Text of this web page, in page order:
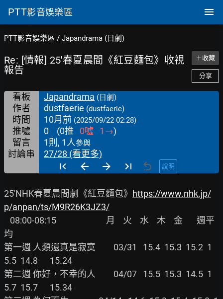
PTT影音娛樂區
PTT影音娛樂區 / Japandrama (日劇)
Re: [情報] 25'春夏晨間《紅豆麵包》收視
報告
＋收藏
分享
看板 Japandrama (日劇)
作者 dustfaerie (dustfaerie)
時間 10月前 (2025/09/22 02:28)
推噓 0 (0推 0噓 1 →)
留言
1則, 1人參與
討論串 27/28 (看更多)
說明
25'NHK春夏晨間劇《紅豆麵包》 https://www.nhk.jp/
p/anpan/ts/M9R26K3JZ3/
均
第一週 人類還真是寂寞         03/31   15.4  15.3  15.2  1
5.5  14.8      15.24
第二週 你好，不幸的人         04/07   15.5  15.3  14.5  1
5.7  15.7      15.34